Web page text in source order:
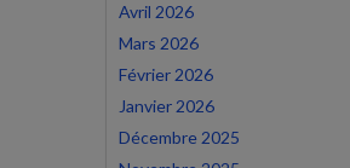
Avril 2026
Mars 2026
Février 2026
Janvier 2026
Décembre 2025